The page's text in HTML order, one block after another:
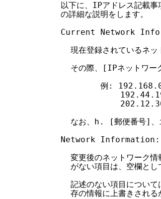
以下に、IPアドレス記載事
  の詳細な説明をします。
Current Network
現在登録されているネッ
その際、[IPネットワー
例:
なお、h. [郵便番号]、
Network Information:
変更後のネットワーク情
がない項目は、空欄とし
記述のない項目について
存の情報に上書きされる